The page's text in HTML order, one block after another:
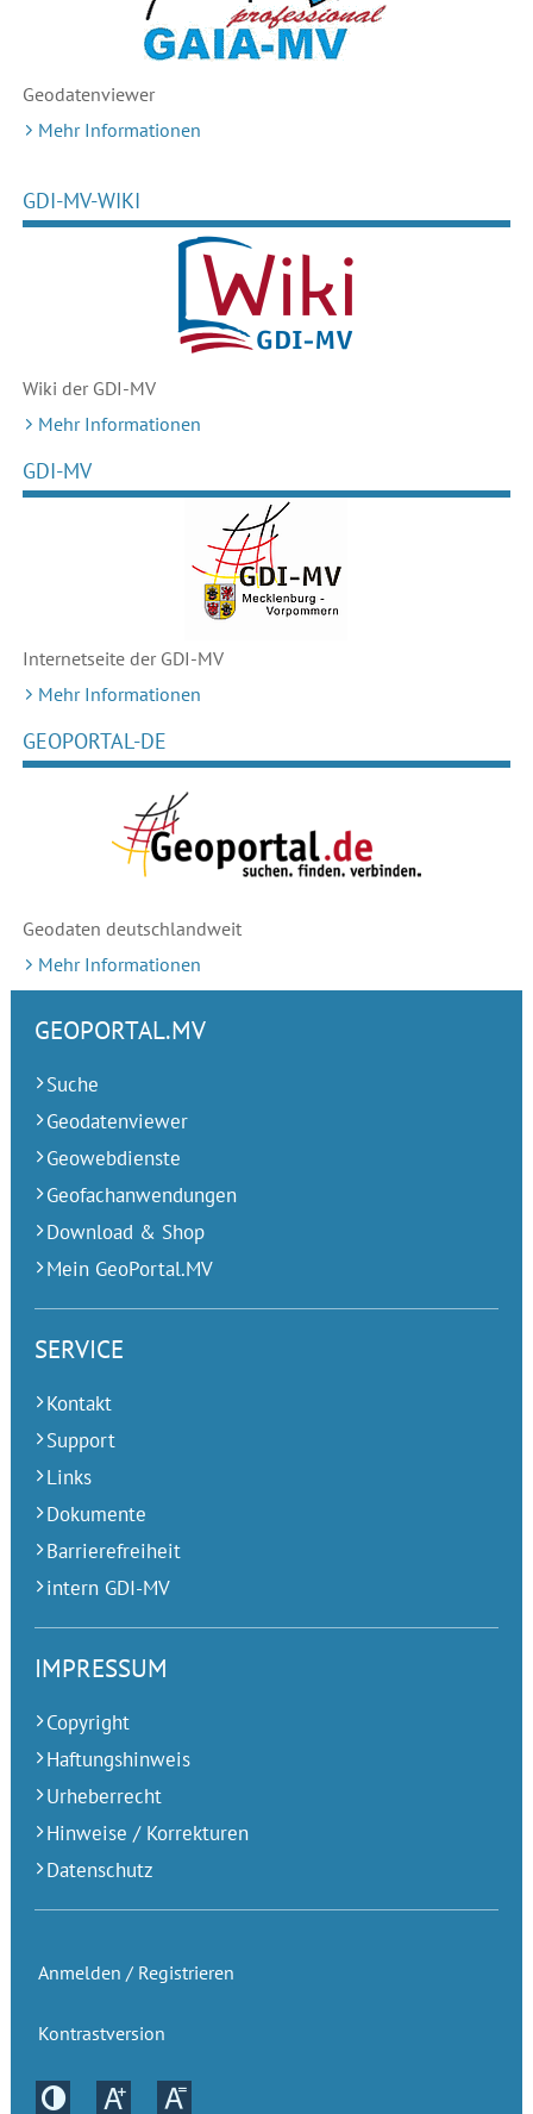
Geodatenviewer
Mehr Informationen
GDI-MV-WIKI
Wiki der GDI-MV
Mehr Informationen
GDI-MV
Internetseite der GDI-MV
Mehr Informationen
GEOPORTAL-DE
Geodaten deutschlandweit
Mehr Informationen
GEOPORTAL.MV
Suche
Geodatenviewer
Geowebdienste
Geofachanwendungen
Download & Shop
Mein GeoPortal.MV
SERVICE
Kontakt
Support
Links
Dokumente
Barrierefreiheit
intern GDI-MV
IMPRESSUM
Copyright
Haftungshinweis
Urheberrecht
Hinweise / Korrekturen
Datenschutz
Anmelden / Registrieren
Kontrastversion
Kontrastversion